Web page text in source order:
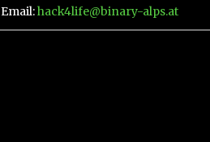
Email:hack4life@binary-alps.at